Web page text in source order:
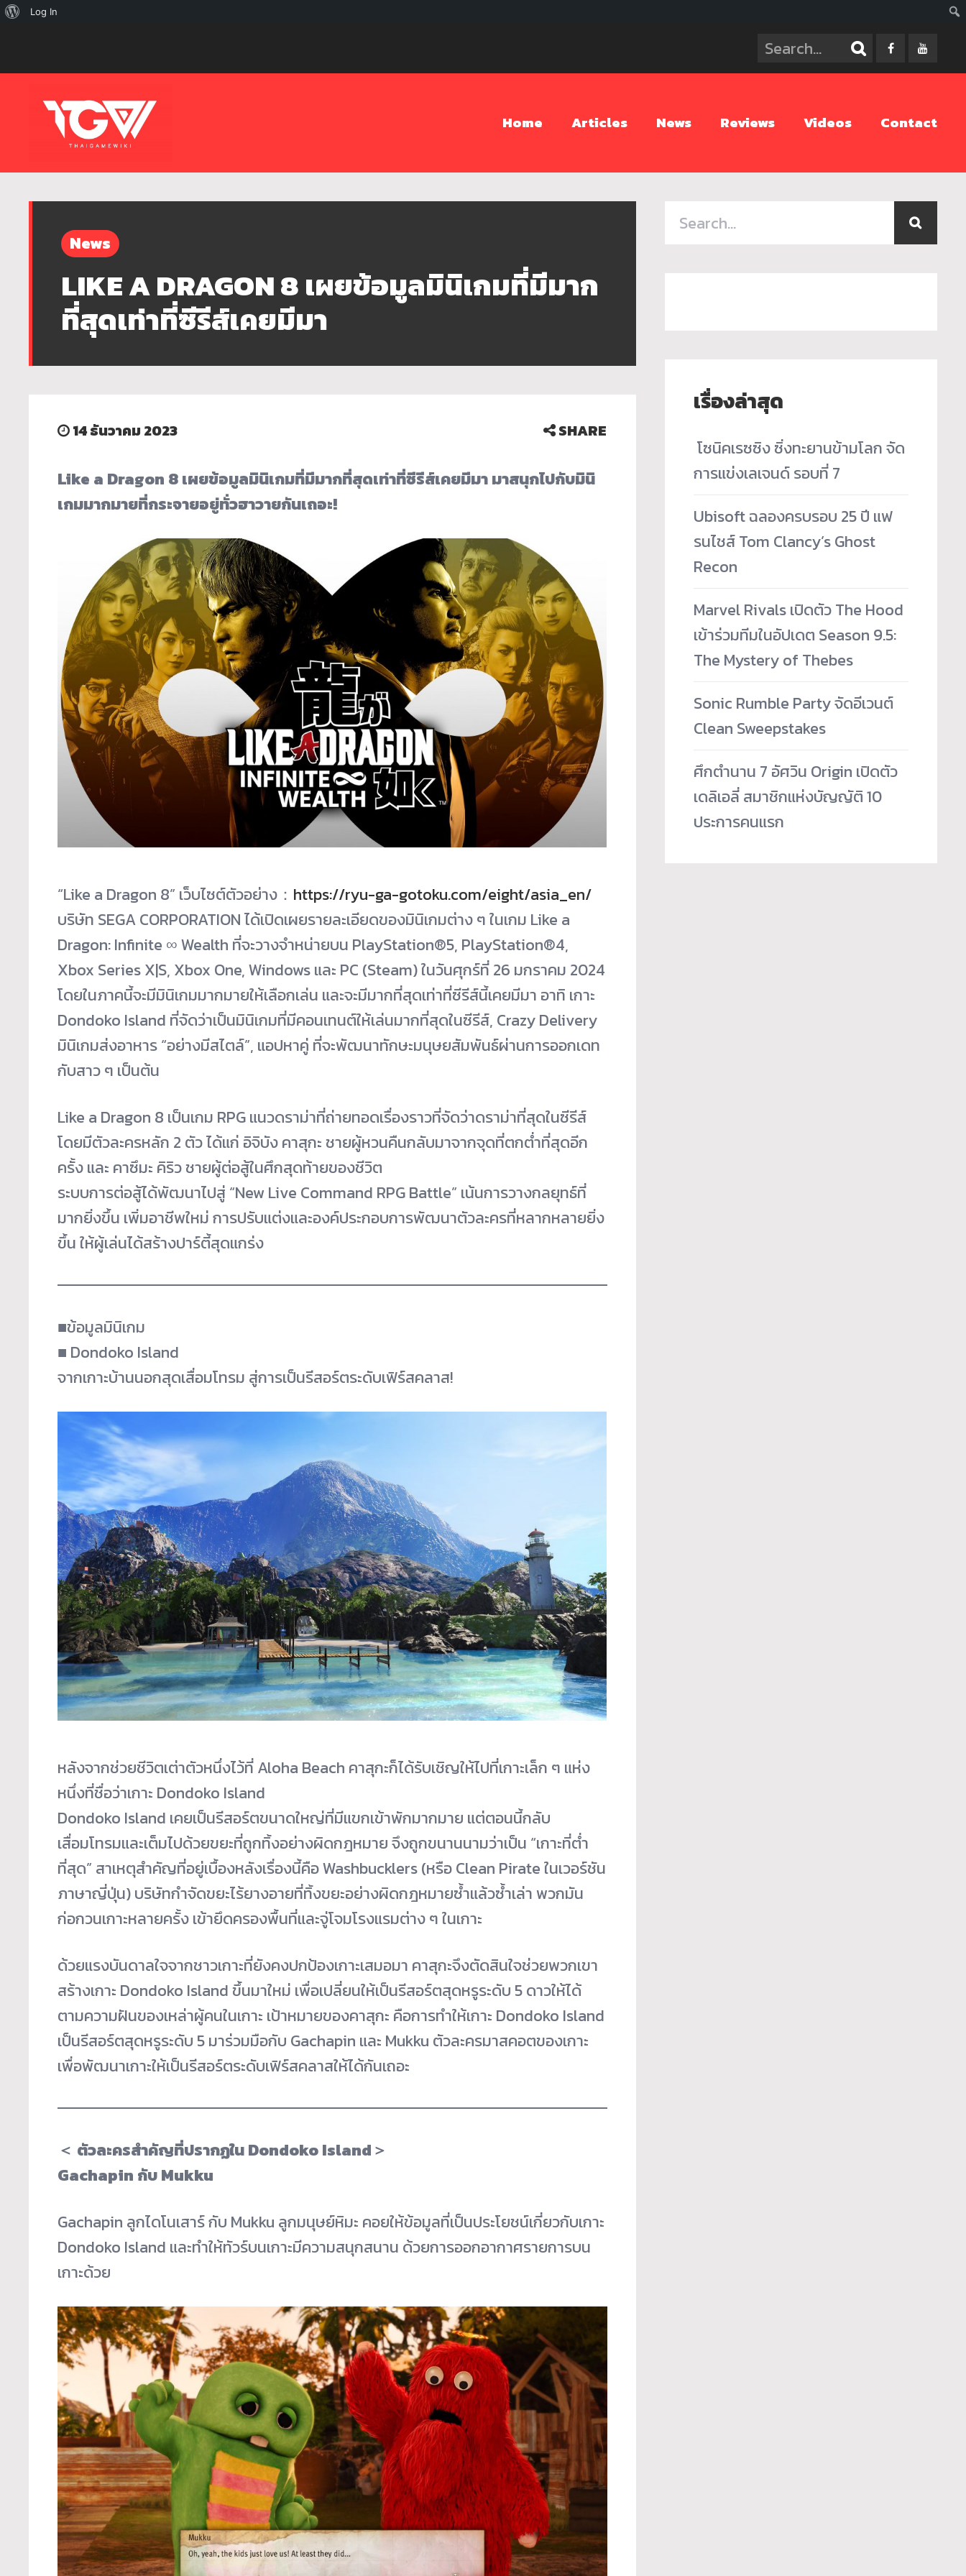
Home Articles News Reviews Videos Contact
News
LIKE A DRAGON 8 เผยข้อมูลมินิเกมที่มีมาก
ที่สุดเท่าที่ซีรีส์เคยมีมา
14 ธันวาคม 2023 SHARE
Like a Dragon 8 เผยข้อมูลมินิเกมที่มีมากที่สุดเท่าที่ซีรีส์เคยมีมา มาสนุกไปกับมินิ
เกมมากมายที่กระจายอยู่ทั่วฮาวายกันเถอะ!
“Like a Dragon 8” เว็บไซต์ตัวอย่าง： https://ryu-ga-gotoku.com/eight/asia_en/
บริษัท SEGA CORPORATION ได้เปิดเผยรายละเอียดของมินิเกมต่าง ๆ ในเกม Like a
Dragon: Infinite ∞ Wealth ที่จะวางจำหน่ายบน PlayStation®5, PlayStation®4,
Xbox Series X|S, Xbox One, Windows และ PC (Steam) ในวันศุกร์ที่ 26 มกราคม 2024
โดยในภาคนี้จะมีมินิเกมมากมายให้เลือกเล่น และจะมีมากที่สุดเท่าที่ซีรีส์นี้เคยมีมา อาทิ เกาะ
Dondoko Island ที่จัดว่าเป็นมินิเกมที่มีคอนเทนต์ให้เล่นมากที่สุดในซีรีส์, Crazy Delivery
มินิเกมส่งอาหาร “อย่างมีสไตล์”, แอปหาคู่ ที่จะพัฒนาทักษะมนุษยสัมพันธ์ผ่านการออกเดท
กับสาว ๆ เป็นต้น
Like a Dragon 8 เป็นเกม RPG แนวดราม่าที่ถ่ายทอดเรื่องราวที่จัดว่าดราม่าที่สุดในซีรีส์
โดยมีตัวละครหลัก 2 ตัว ได้แก่ อิจิบัง คาสุกะ ชายผู้หวนคืนกลับมาจากจุดที่ตกต่ำที่สุดอีก
ครั้ง และ คาซึมะ คิริว ชายผู้ต่อสู้ในศึกสุดท้ายของชีวิต
ระบบการต่อสู้ได้พัฒนาไปสู่ “New Live Command RPG Battle” เน้นการวางกลยุทธ์ที่
มากยิ่งขึ้น เพิ่มอาชีพใหม่ การปรับแต่งและองค์ประกอบการพัฒนาตัวละครที่หลากหลายยิ่ง
ขึ้น ให้ผู้เล่นได้สร้างปาร์ตี้สุดแกร่ง
■ข้อมูลมินิเกม
■ Dondoko Island
จากเกาะบ้านนอกสุดเสื่อมโทรม สู่การเป็นรีสอร์ตระดับเฟิร์สคลาส!
หลังจากช่วยชีวิตเต่าตัวหนึ่งไว้ที่ Aloha Beach คาสุกะก็ได้รับเชิญให้ไปที่เกาะเล็ก ๆ แห่ง
หนึ่งที่ชื่อว่าเกาะ Dondoko Island
Dondoko Island เคยเป็นรีสอร์ตขนาดใหญ่ที่มีแขกเข้าพักมากมาย แต่ตอนนี้กลับ
เสื่อมโทรมและเต็มไปด้วยขยะที่ถูกทิ้งอย่างผิดกฎหมาย จึงถูกขนานนามว่าเป็น “เกาะที่ต่ำ
ที่สุด” สาเหตุสำคัญที่อยู่เบื้องหลังเรื่องนี้คือ Washbucklers (หรือ Clean Pirate ในเวอร์ชัน
ภาษาญี่ปุ่น) บริษัทกำจัดขยะไร้ยางอายที่ทิ้งขยะอย่างผิดกฎหมายซ้ำแล้วซ้ำเล่า พวกมัน
ก่อกวนเกาะหลายครั้ง เข้ายึดครองพื้นที่และจู่โจมโรงแรมต่าง ๆ ในเกาะ
ด้วยแรงบันดาลใจจากชาวเกาะที่ยังคงปกป้องเกาะเสมอมา คาสุกะจึงตัดสินใจช่วยพวกเขา
สร้างเกาะ Dondoko Island ขึ้นมาใหม่ เพื่อเปลี่ยนให้เป็นรีสอร์ตสุดหรูระดับ 5 ดาวให้ได้
ตามความฝันของเหล่าผู้คนในเกาะ เป้าหมายของคาสุกะ คือการทำให้เกาะ Dondoko Island
เป็นรีสอร์ตสุดหรูระดับ 5 มาร่วมมือกับ Gachapin และ Mukku ตัวละครมาสคอตของเกาะ
เพื่อพัฒนาเกาะให้เป็นรีสอร์ตระดับเฟิร์สคลาสให้ได้กันเถอะ
＜ ตัวละครสำคัญที่ปรากฏใน Dondoko Island＞
Gachapin กับ Mukku
Gachapin ลูกไดโนเสาร์ กับ Mukku ลูกมนุษย์หิมะ คอยให้ข้อมูลที่เป็นประโยชน์เกี่ยวกับเกาะ
Dondoko Island และทำให้ทัวร์บนเกาะมีความสนุกสนาน ด้วยการออกอากาศรายการบน
เกาะด้วย
เรื่องล่าสุด
­ โซนิคเรซซิง ซิ่งทะยานข้ามโลก จัด
การแข่งเลเจนด์ รอบที่ 7
Ubisoft ฉลองครบรอบ 25 ปี แฟ
รนไชส์ Tom Clancy’s Ghost
Recon
Marvel Rivals เปิดตัว The Hood
เข้าร่วมทีมในอัปเดต Season 9.5:
The Mystery of Thebes
Sonic Rumble Party จัดอีเวนต์
Clean Sweepstakes
ศึกตำนาน 7 อัศวิน Origin เปิดตัว
เดลิเอลี่ สมาชิกแห่งบัญญัติ 10
ประการคนแรก
เกี่ยวLog In